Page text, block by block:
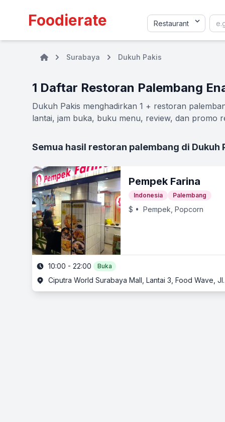
Foodierate
Surabaya Dukuh Pakis
1 Daftar Restoran Palembang
Dukuh Pakis menghadirkan 1 + restoran
lantai, jam buka, buku menu, review, dan promo
Semua hasil restoran palembang di Dukuh
Pempek Farina
Indonesia Palembang
$ • Pempek, Popcorn
10:00 - 22:00 Buka